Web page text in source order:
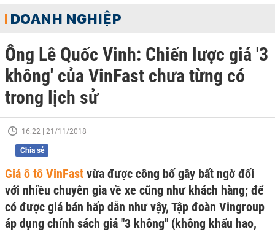
DOANH NGHIỆP
Ông Lê Quốc Vinh: Chiến lược giá '3
không' của VinFast chưa từng có
trong lịch sử
16:22 | 21/11/2018
Chia sẻ
Giá ô tô VinFast vừa được công bố gây bất ngờ đối
với nhiều chuyên gia về xe cũng như khách hàng; để
có được giá bán hấp dẫn như vậy, Tập đoàn Vingroup
áp dụng chính sách giá "3 không" (không khấu hao,